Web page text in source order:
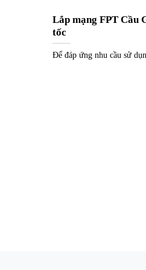
Lắp mạng FPT Cầu
tốc
Để đáp ứng nhu cầu sử